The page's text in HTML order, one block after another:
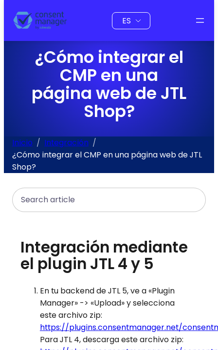
contenido
Elegir
un
idioma
¿Cómo integrar el
CMP en una
página web de JTL
Shop?
Inicio
Integración
¿Cómo integrar el CMP en una página web de JTL
Shop?
Search
Integración mediante
el plugin JTL 4 y 5
En tu backend de JTL 5, ve a «Plugin
Manager»-> «Upload» y selecciona
este archivo zip:
https://plugins.consentmanager.net/
Para JTL 4, descarga este archivo zip: